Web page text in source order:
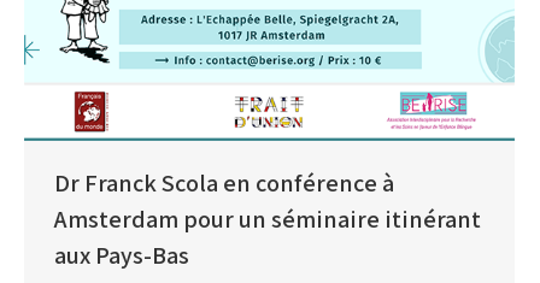
Dr Franck Scola en conférence à
Amsterdam pour un séminaire itinérant
aux Pays-Bas